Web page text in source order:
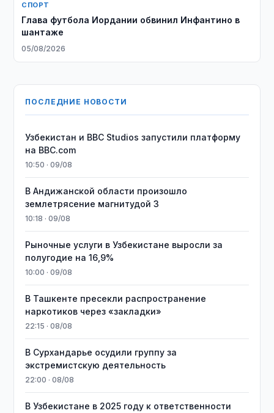
СПОРТ
Глава футбола Иордании обвинил Инфантино в
шантаже
05/08/2026
ПОСЛЕДНИЕ НОВОСТИ
Узбекистан и BBC Studios запустили платформу
на BBC.com
10:50 · 09/08
В Андижанской области произошло
землетрясение магнитудой 3
10:18 · 09/08
Рыночные услуги в Узбекистане выросли за
полугодие на 16,9%
10:00 · 09/08
В Ташкенте пресекли распространение
наркотиков через «закладки»
22:15 · 08/08
В Сурхандарье осудили группу за
экстремистскую деятельность
22:00 · 08/08
В Узбекистане в 2025 году к ответственности